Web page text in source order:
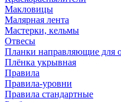
Макловицы
Малярная лента
Мастерки, кельмы
Отвесы
Планки направляющие для
Плёнка укрывная
Правила
Правила-уровни
Правила стандартные